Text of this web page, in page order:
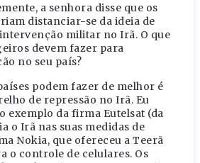
a senhora disse que os
distanciar-se da ideia de
militar no Irã. O que
devem fazer para
no seu país?
podem fazer de melhor é
de repressão no Irã. Eu
exemplo da firma Eutelsat (da
o Irã nas suas medidas de
Nokia, que ofereceu a Teerã
o controle de celulares. Os